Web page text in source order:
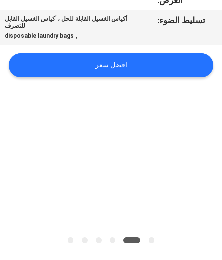
الموقع
PRIVACY
POLICY
تسليط الضوء:
أكياس الغسيل القابلة للحل ، أكياس الغسيل القابل
للتصرف
,
disposable laundry bags
افضل سعر